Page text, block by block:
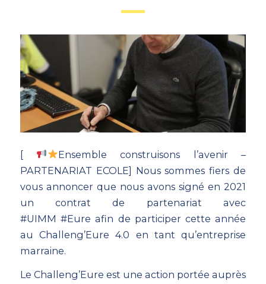
[
Ensemble construisons l’avenir –
PARTENARIAT ECOLE] Nous sommes fiers de
vous annoncer que nous avons signé en 2021
un contrat de partenariat avec
#UIMM #Eure afin de participer cette année
au Challeng’Eure 4.0 en tant qu’entreprise
marraine.
Le Challeng’Eure est une action portée auprès